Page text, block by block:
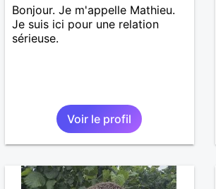
Bonjour. Je m'appelle Mathieu.
Je suis ici pour une relation
sérieuse.
Voir le profil